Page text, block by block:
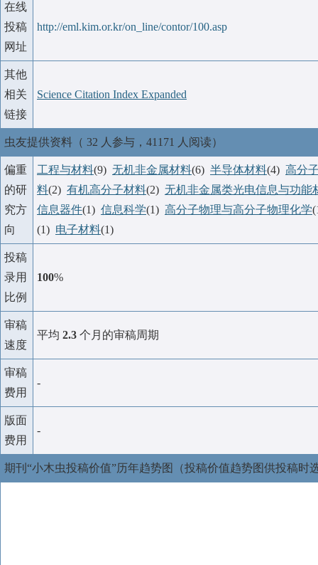
在线
投稿
网址
http://eml.kim.or.kr/on_line/contor/100.asp
其他
相关
链接
Science Citation Index Expanded
虫友提供资料（ 32 人参与，41171 人阅读）
偏重
的研
究方
向
工程与材料(9) 无机非金属材料(6) 半导体材料(4) 高分
料(2) 有机高分子材料(2) 无机非金属类光电信息与功能
信息器件(1) 信息科学(1) 高分子物理与高分子物理化学
(1) 电子材料(1)
投稿
录用
比例
100%
审稿
速度
平均 2.3 个月的审稿周期
审稿
费用
-
版面
费用
-
期刊“小木虫投稿价值”历年趋势图（投稿价值趋势图供投稿时